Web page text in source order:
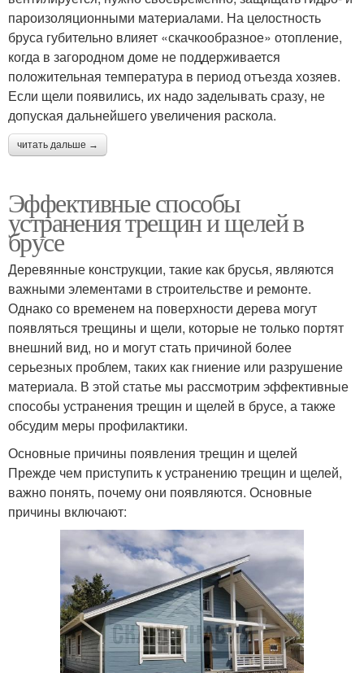
пароизоляционными материалами. На целостность
бруса губительно влияет «скачкообразное» отопление,
когда в загородном доме не поддерживается
положительная температура в период отъезда хозяев.
Если щели появились, их надо заделывать сразу, не
допуская дальнейшего увеличения раскола.
читать дальше →
Эффективные способы
устранения трещин и щелей в
брусе
Деревянные конструкции, такие как брусья, являются
важными элементами в строительстве и ремонте.
Однако со временем на поверхности дерева могут
появляться трещины и щели, которые не только портят
внешний вид, но и могут стать причиной более
серьезных проблем, таких как гниение или разрушение
материала. В этой статье мы рассмотрим эффективные
способы устранения трещин и щелей в брусе, а также
обсудим меры профилактики.
Основные причины появления трещин и щелей
Прежде чем приступить к устранению трещин и щелей,
важно понять, почему они появляются. Основные
причины включают: